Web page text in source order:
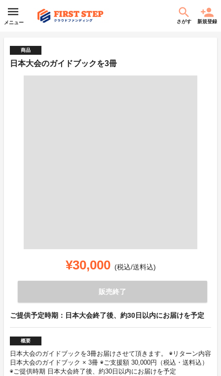
メニュー さがす 新規登録
商品
日本大会のガイドブックを3冊
¥30,000 (税込/送料込)
販売終了
ご提供予定時期：日本大会終了後、約30日以内にお届けを予定
概要
日本大会のガイドブックを3冊お届けさせて頂きます。 ◉リターン内容
日本大会のガイドブック × 3冊 ◉ご支援額 30,000円（税込・送料込）
◉ご提供時期 日本大会終了後、約30日以内にお届けを予定